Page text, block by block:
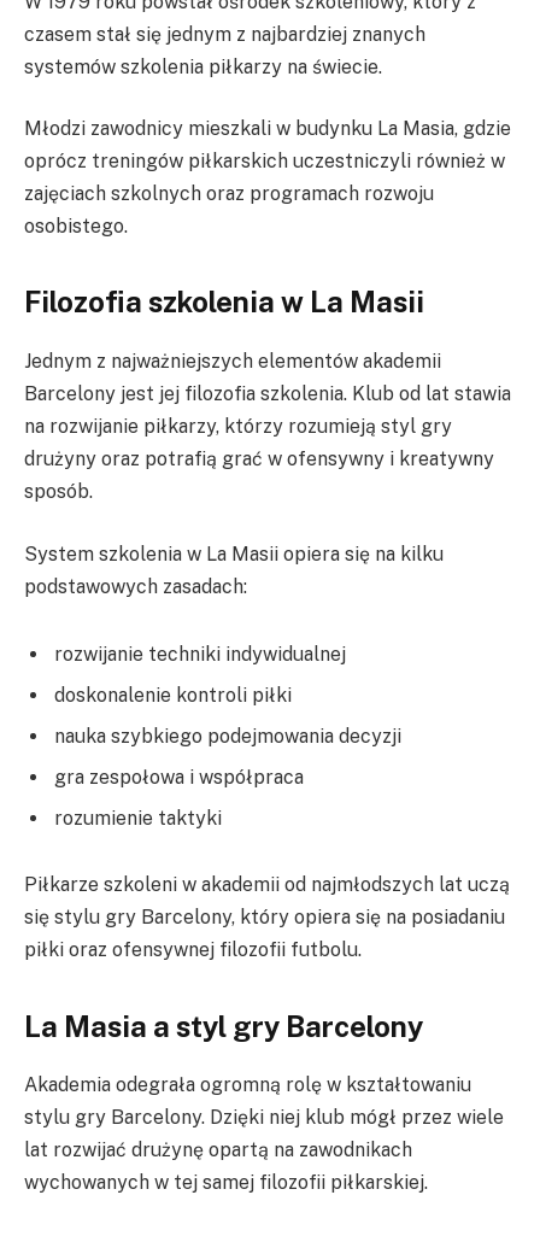
czasem stał się jednym z najbardziej znanych
systemów szkolenia piłkarzy na świecie.
Młodzi zawodnicy mieszkali w budynku La Masia, gdzie
oprócz treningów piłkarskich uczestniczyli również w
zajęciach szkolnych oraz programach rozwoju
osobistego.
Filozofia szkolenia w La Masii
Jednym z najważniejszych elementów akademii
Barcelony jest jej filozofia szkolenia. Klub od lat stawia
na rozwijanie piłkarzy, którzy rozumieją styl gry
drużyny oraz potrafią grać w ofensywny i kreatywny
sposób.
System szkolenia w La Masii opiera się na kilku
podstawowych zasadach:
rozwijanie techniki indywidualnej
doskonalenie kontroli piłki
nauka szybkiego podejmowania decyzji
gra zespołowa i współpraca
rozumienie taktyki
Piłkarze szkoleni w akademii od najmłodszych lat uczą
się stylu gry Barcelony, który opiera się na posiadaniu
piłki oraz ofensywnej filozofii futbolu.
La Masia a styl gry Barcelony
Akademia odegrała ogromną rolę w kształtowaniu
stylu gry Barcelony. Dzięki niej klub mógł przez wiele
lat rozwijać drużynę opartą na zawodnikach
wychowanych w tej samej filozofii piłkarskiej.